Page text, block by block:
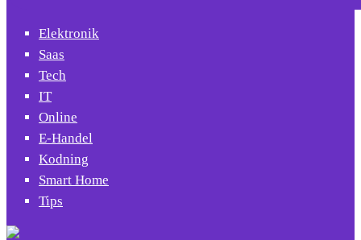
Elektronik
Saas
Tech
IT
Online
E-Handel
Kodning
Smart Home
Tips